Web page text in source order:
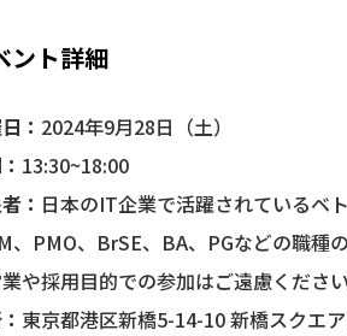
ント詳細
： 2024年9月28日（土）
13:30~18:00
： 日本のIT企業で活躍されているベ
、PMO、BrSE、BA、PGなどの職種
や採用目的での参加はご遠慮ください
東京都港区新橋5-14-10 新橋スクエ